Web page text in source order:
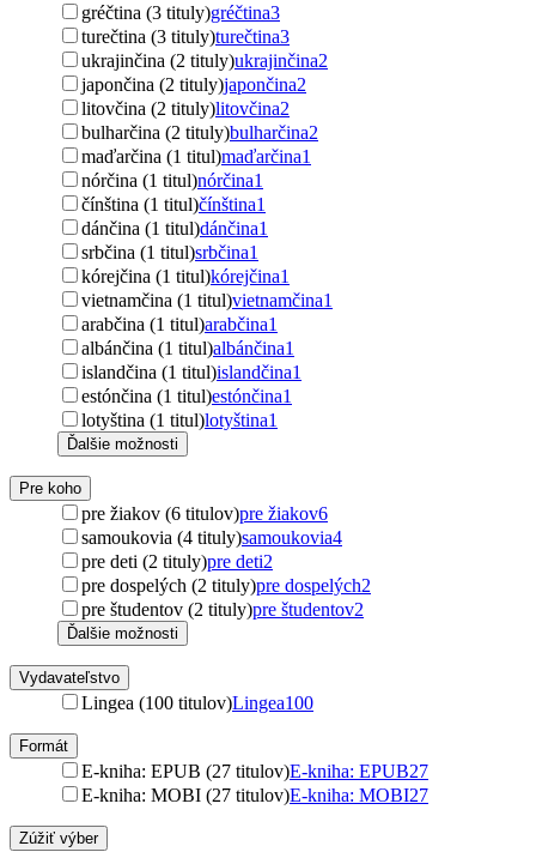
gréčtina (3 tituly)gréčtina3
turečtina (3 tituly)turečtina3
ukrajinčina (2 tituly)ukrajinčina2
japončina (2 tituly)japončina2
litovčina (2 tituly)litovčina2
bulharčina (2 tituly)bulharčina2
maďarčina (1 titul)maďarčina1
nórčina (1 titul)nórčina1
čínština (1 titul)čínština1
dánčina (1 titul)dánčina1
srbčina (1 titul)srbčina1
kórejčina (1 titul)kórejčina1
vietnamčina (1 titul)vietnamčina1
arabčina (1 titul)arabčina1
albánčina (1 titul)albánčina1
islandčina (1 titul)islandčina1
estónčina (1 titul)estónčina1
lotyština (1 titul)lotyština1
Ďalšie možnosti
Pre koho
pre žiakov (6 titulov)pre žiakov6
samoukovia (4 tituly)samoukovia4
pre deti (2 tituly)pre deti2
pre dospelých (2 tituly)pre dospelých2
pre študentov (2 tituly)pre študentov2
Ďalšie možnosti
Vydavateľstvo
Lingea (100 titulov)Lingea100
Formát
E-kniha: EPUB (27 titulov)E-kniha: EPUB27
E-kniha: MOBI (27 titulov)E-kniha: MOBI27
Zúžiť výber